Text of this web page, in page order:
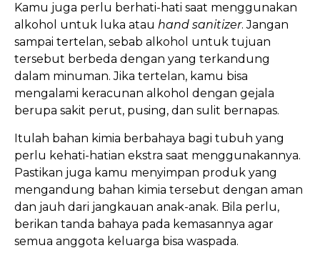
Kamu juga perlu berhati-hati saat menggunakan
alkohol untuk luka atau hand sanitizer. Jangan
sampai tertelan, sebab alkohol untuk tujuan
tersebut berbeda dengan yang terkandung
dalam minuman. Jika tertelan, kamu bisa
mengalami keracunan alkohol dengan gejala
berupa sakit perut, pusing, dan sulit bernapas.
Itulah bahan kimia berbahaya bagi tubuh yang
perlu kehati-hatian ekstra saat menggunakannya.
Pastikan juga kamu menyimpan produk yang
mengandung bahan kimia tersebut dengan aman
dan jauh dari jangkauan anak-anak. Bila perlu,
berikan tanda bahaya pada kemasannya agar
semua anggota keluarga bisa waspada.